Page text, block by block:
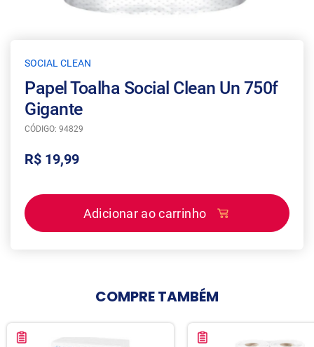
SOCIAL CLEAN
Papel Toalha Social Clean Un 750f
Gigante
CÓDIGO: 94829
R$ 19,99
Adicionar ao carrinho
COMPRETAMBÉM